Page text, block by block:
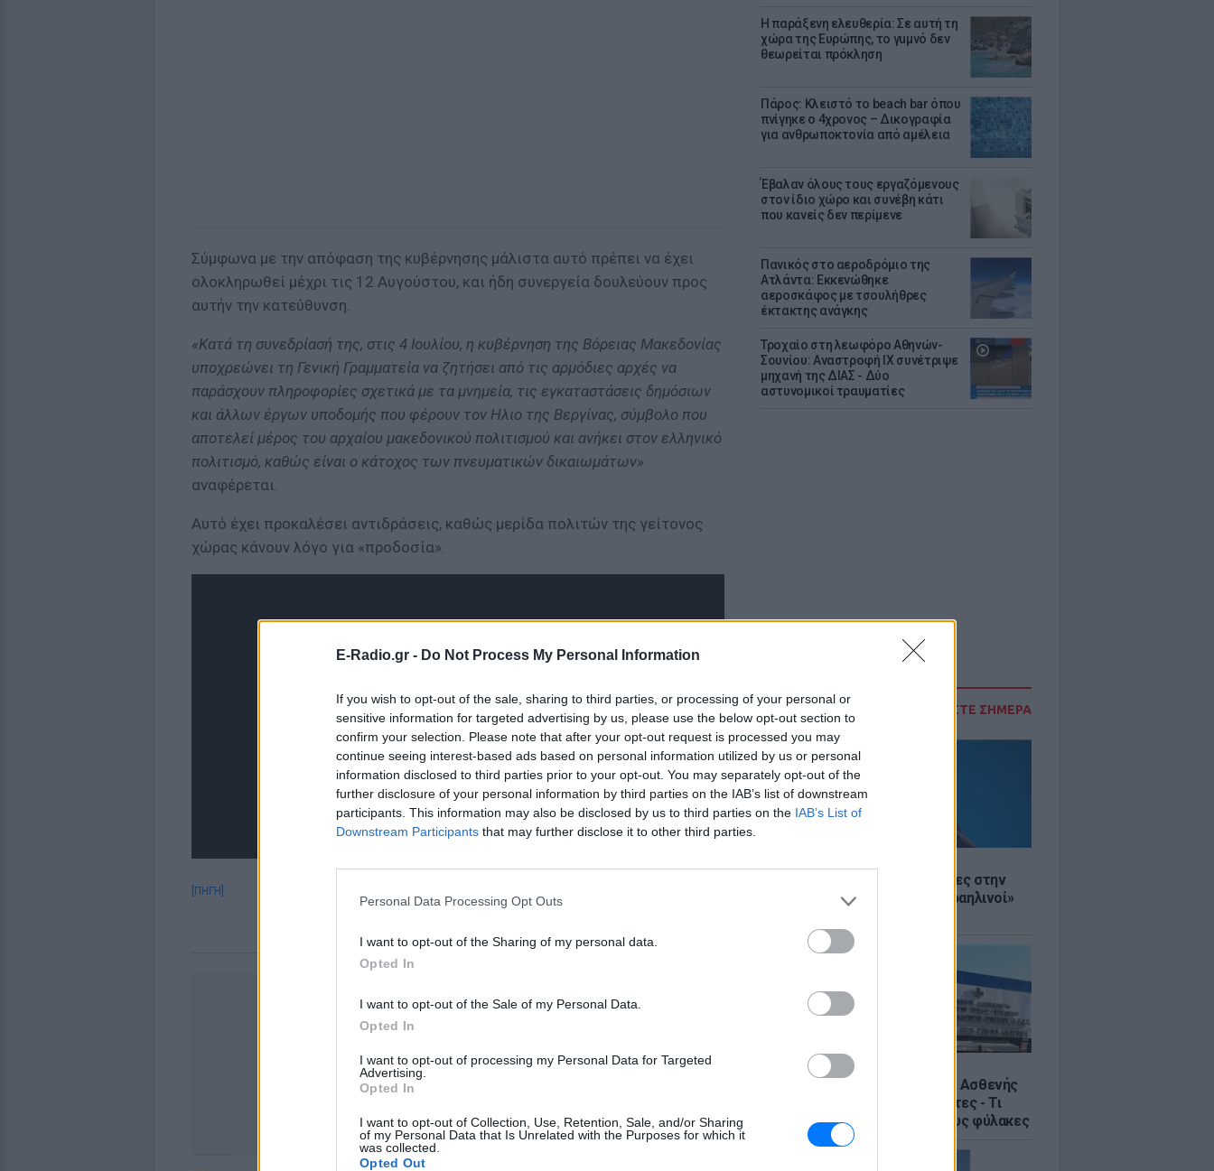
E-Radio.gr - Do Not Process My Personal Information
If you wish to opt-out of the sale, sharing to third parties, or processing of your personal or
sensitive information for targeted advertising by us, please use the below opt-out section to
confirm your selection. Please note that after your opt-out request is processed you may
continue seeing interest-based ads based on personal information utilized by us or personal
information disclosed to third parties prior to your opt-out. You may separately opt-out of the
further disclosure of your personal information by third parties on the IAB’s list of downstream
participants. This information may also be disclosed by us to third parties on the IAB’s List of
Downstream Participants that may further disclose it to other third parties.
Personal Data Processing Opt Outs
I want to opt-out of the Sharing of my personal data.
Opted In
I want to opt-out of the Sale of my Personal Data.
Opted In
I want to opt-out of processing my Personal Data for Targeted
Advertising.
Opted In
I want to opt-out of Collection, Use, Retention, Sale, and/or Sharing
of my Personal Data that Is Unrelated with the Purposes for which it
was collected.
Opted Out
Η παράξενη ελευθερία: Σε αυτή τη
χώρα της Ευρώπης, το γuμνό δεν
θεωρείται πρόκληση
Πάρος: Κλειστό το beach bar όπου
πνίγηκε ο 4χρονος – Δικογραφία
για ανθρωποκτονία από αμέλεια
Έβαλαν όλους τους εργαζόμενους
στον ίδιο χώρο και συνέβη κάτι
που κανείς δεν περίμενε
Πανικός στο αεροδρόμιο της
Ατλάντα: Εκκενώθηκε
αεροσκάφος με τσουλήθρες
έκτακτης ανάγκης
Τροχαίο στη λεωφόρο Αθηνών-
Σουνίου: Αναστροφή ΙΧ συνέτριψε
μηχανή της ΔΙΑΣ - Δύο
αστυνομικοί τραυματίες
ΔΙΑΒΑΣΤΕ ΣΗΜΕΡΑ
Ισραηλινό ΥΠΕΞ προς τουρίστες στην
Ελλάδα: «Κρύψτε ότι είστε Ισραηλινοί»
ΕΙΔΗΣΕΙΣ
Επίθεση στον Ερυθρό Σταυρό: Ασθενής
χτύπησε νοσηλεύτρια σε πόρτες - Τι
καταγγέλλει η ΠΟΕΔΗΝ για τους φύλακες
Σύμφωνα με την απόφαση της κυβέρνησης μάλιστα αυτό πρέπει να έχει
ολοκληρωθεί μέχρι τις 12 Αυγούστου, και ήδη συνεργεία δουλεύουν προς
αυτήν την κατεύθυνση.
«Κατά τη συνεδρίασή της, στις 4 Ιουλίου, η κυβέρνηση της Βόρειας Μακεδονίας
υποχρεώνει τη Γενική Γραμματεία να ζητήσει από τις αρμόδιες αρχές να
παράσχουν πληροφορίες σχετικά με τα μνημεία, τις εγκαταστάσεις δημόσιων
και άλλων έργων υποδομής που φέρουν τον Ηλιο της Βεργίνας, σύμβολο που
αποτελεί μέρος του αρχαίου μακεδονικού πολιτισμού και ανήκει στον ελληνικό
πολιτισμό, καθώς είναι ο κάτοχος των πνευματικών δικαιωμάτων»
αναφέρεται.
Αυτό έχει προκαλέσει αντιδράσεις, καθώς μερίδα πολιτών της γείτονος
χώρας κάνουν λόγο για «προδοσία».
[ΠΗΓΗ]